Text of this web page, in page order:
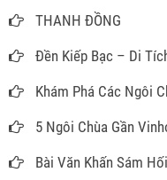
THANH ĐỒNG
Đền Kiếp Bạc – Di
Khám Phá Các Ngôi
5 Ngôi Chùa Gần
Bài Văn Khấn Sám